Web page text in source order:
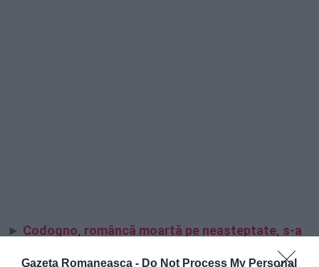
Gazeta Romaneasca - Do Not Process My Personal
► Codogno, româncă moartă pe neașteptate, s-a